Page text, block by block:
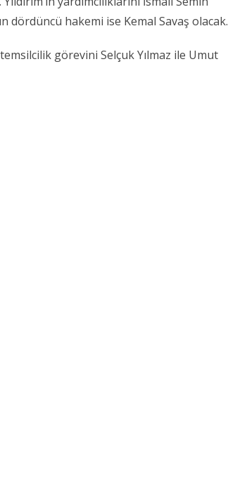
dördüncü hakemi ise Kemal Savaş olacak.
görevini Selçuk Yılmaz ile Umut